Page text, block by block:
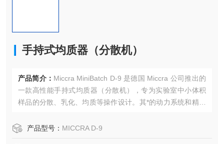
手持式均质器（分散机）
产品简介： Miccra MiniBatch D-9 是德国 Miccra 公司推出的
一款高性能手持式均质器（分散机），专为实验室中小体积
样品的分散、乳化、均质等操作设计。其*的动力系统和精确
表现出色。
产品型号： MICCRA D-9